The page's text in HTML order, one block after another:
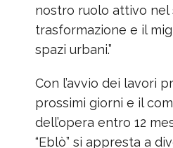
nostro ruolo attivo nel
trasformazione e il
spazi urbani.”
Con l’avvio dei lavori
prossimi giorni e il
dell’opera entro 12
“Eblò” si appresta a